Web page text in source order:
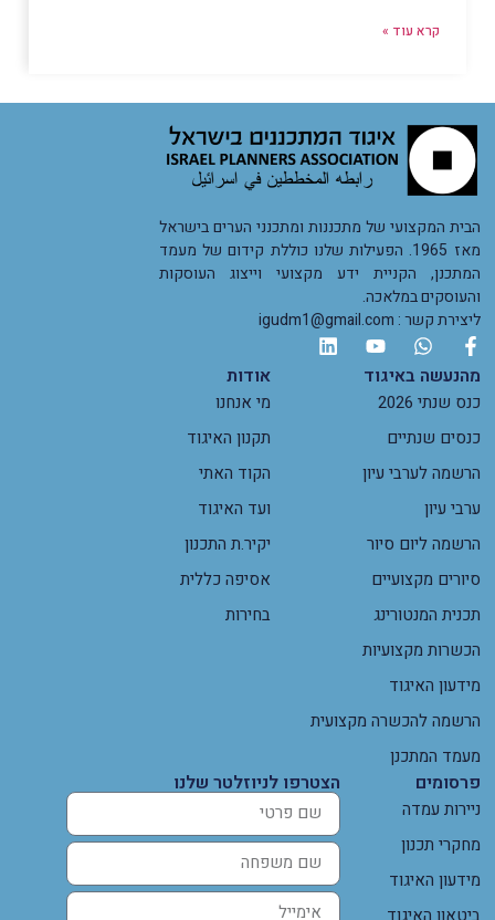
קרא עוד »
הבית המקצועי של מתכננות ומתכנני הערים בישראל
מאז 1965. הפעילות שלנו כוללת קידום של מעמד
המתכנן, הקניית ידע מקצועי וייצוג העוסקות
והעוסקים במלאכה.
ליצירת קשר : igudm1@gmail.com
מהנעשה באיגוד
כנס שנתי 2026
כנסים שנתיים
הרשמה לערבי עיון
ערבי עיון
הרשמה ליום סיור
סיורים מקצועיים
תכנית המנטורינג
הכשרות מקצועיות
מידעון האיגוד
הרשמה להכשרה מקצועית
מעמד המתכנן
אודות
מי אנחנו
תקנון האיגוד
הקוד האתי
ועד האיגוד
יקיר.ת התכנון
אסיפה כללית
בחירות
פרסומים
ניירות עמדה
מחקרי תכנון
מידעון האיגוד
ביטאון האיגוד
הצטרפו לניוזלטר שלנו